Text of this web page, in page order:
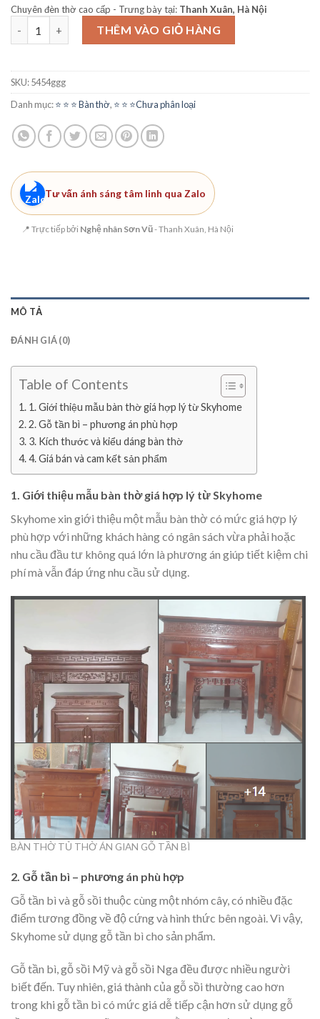
Chuyên đèn thờ cao cấp - Trưng bày tại: Thanh Xuân, Hà Nội
Bàn thờ gỗ tần bì số lượngTHÊM VÀO GIỎ HÀNG
SKU:5454ggg
Danh mục:⭐️ ⭐️ ⭐️ Bàn thờ, ⭐️ ⭐️ ⭐️Chưa phân loại
Tư vấn ánh sáng tâm linh qua Zalo
📍 Trực tiếp bởi Nghệ nhân Sơn Vũ- Thanh Xuân, Hà Nội
MÔ TẢ
ĐÁNH GIÁ (0)
Table of Contents
1. Giới thiệu mẫu bàn thờ giá hợp lý từ Skyhome
2. Gỗ tần bì – phương án phù hợp
3. Kích thước và kiểu dáng bàn thờ
4. Giá bán và cam kết sản phẩm
1. Giới thiệu mẫu bàn thờ giá hợp lý từ Skyhome
Skyhome xin giới thiệu một mẫu bàn thờ có mức giá hợp lý
phù hợp với những khách hàng có ngân sách vừa phải hoặc
nhu cầu đầu tư không quá lớn là phương án giúp tiết kiệm chi
phí mà vẫn đáp ứng nhu cầu sử dụng.
BÀN THỜ TỦ THỜ ÁN GIAN GỖ TẦN BÌ
2. Gỗ tần bì – phương án phù hợp
Gỗ tần bì và gỗ sồi thuộc cùng một nhóm cây, có nhiều đặc
điểm tương đồng về độ cứng và hình thức bên ngoài. Vì vậy,
Skyhome sử dụng gỗ tần bì cho sản phẩm.
Gỗ tần bì, gỗ sồi Mỹ và gỗ sồi Nga đều được nhiều người
biết đến. Tuy nhiên, giá thành của gỗ sồi thường cao hơn
trong khi gỗ tần bì có mức giá dễ tiếp cận hơn sử dụng gỗ